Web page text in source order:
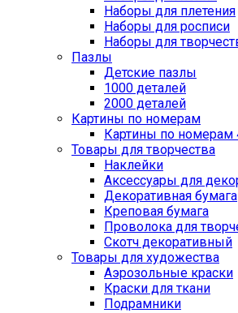
Наборы для плетения
Наборы для росписи
Наборы для
Пазлы
Детские пазлы
1000 деталей
2000 деталей
Картины по номерам
Картины по номерам
Товары для творчества
Наклейки
Аксессуары для
Декоративная бумага
Креповая бумага
Проволока для
Скотч декоративный
Товары для художества
Аэрозольные краски
Краски для ткани
Подрамники